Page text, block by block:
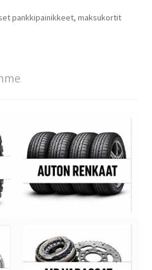
pankkipainikkeet, maksukortit